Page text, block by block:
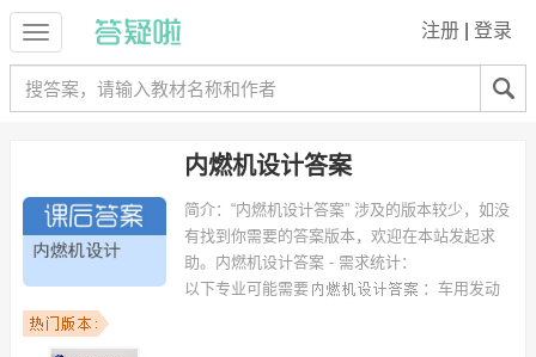
注册 登录
内燃机设计答案
简介： “内燃机设计答案” 涉及的版本较少，如没
有找到你需要的答案版本，欢迎在本站发起求
助。 内燃机设计答案 - 需求统计：
以下专业可能需要
：车用发动
机、电子信息科学与技术、车辆工程（汽车） 等专业。
以下学校的同学下载过